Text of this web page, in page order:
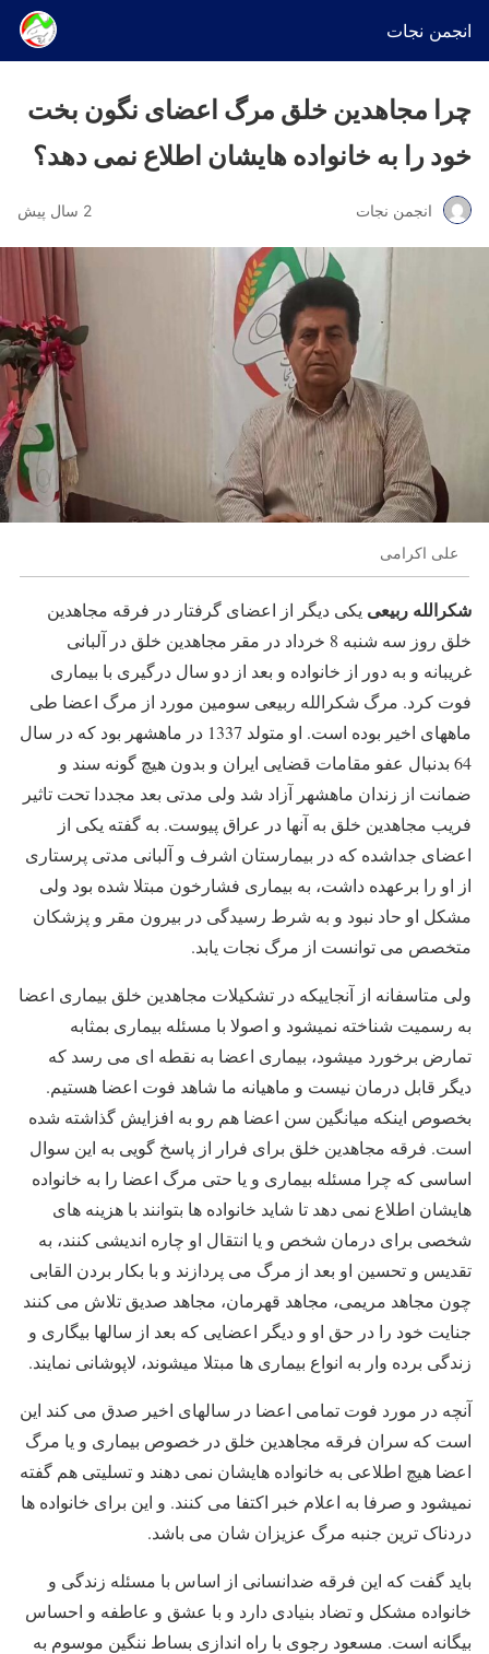
انجمن نجات
چرا مجاهدین خلق مرگ اعضای نگون بخت
خود را به خانواده هایشان اطلاع نمی دهد؟
انجمن نجات 2 سال پیش
علی اکرامی
شکرالله ربیعی یکی دیگر از اعضای گرفتار در فرقه مجاهدین
خلق روز سه شنبه 8 خرداد در مقر مجاهدین خلق در آلبانی
غریبانه و به دور از خانواده و بعد از دو سال درگیری با بیماری
فوت کرد. مرگ شکرالله ربیعی سومین مورد از مرگ اعضا طی
ماههای اخیر بوده است. او متولد 1337 در ماهشهر بود که در سال
64 بدنبال عفو مقامات قضایی ایران و بدون هیچ گونه سند و
ضمانت از زندان ماهشهر آزاد شد ولی مدتی بعد مجددا تحت تاثیر
فریب مجاهدین خلق به آنها در عراق پیوست. به گفته یکی از
اعضای جداشده که در بیمارستان اشرف و آلبانی مدتی پرستاری
از او را برعهده داشت، به بیماری فشارخون مبتلا شده بود ولی
مشکل او حاد نبود و به شرط رسیدگی در بیرون مقر و پزشکان
متخصص می توانست از مرگ نجات یابد.
ولی متاسفانه از آنجاییکه در تشکیلات مجاهدین خلق بیماری اعضا
به رسمیت شناخته نمیشود و اصولا با مسئله بیماری بمثابه
تمارض برخورد میشود، بیماری اعضا به نقطه ای می رسد که
دیگر قابل درمان نیست و ماهیانه ما شاهد فوت اعضا هستیم.
بخصوص اینکه میانگین سن اعضا هم رو به افزایش گذاشته شده
است. فرقه مجاهدین خلق برای فرار از پاسخ گویی به این سوال
اساسی که چرا مسئله بیماری و یا حتی مرگ اعضا را به خانواده
هایشان اطلاع نمی دهد تا شاید خانواده ها بتوانند با هزینه های
شخصی برای درمان شخص و یا انتقال او چاره اندیشی کنند، به
تقدیس و تحسین او بعد از مرگ می پردازند و با بکار بردن القابی
چون مجاهد مریمی، مجاهد قهرمان، مجاهد صدیق تلاش می کنند
جنایت خود را در حق او و دیگر اعضایی که بعد از سالها بیگاری و
زندگی برده وار به انواع بیماری ها مبتلا میشوند، لاپوشانی نمایند.
آنچه در مورد فوت تمامی اعضا در سالهای اخیر صدق می کند این
است که سران فرقه مجاهدین خلق در خصوص بیماری و یا مرگ
اعضا هیچ اطلاعی به خانواده هایشان نمی دهند و تسلیتی هم گفته
نمیشود و صرفا به اعلام خبر اکتفا می کنند. و این برای خانواده ها
دردناک ترین جنبه مرگ عزیزان شان می باشد.
باید گفت که این فرقه ضدانسانی از اساس با مسئله زندگی و
خانواده مشکل و تضاد بنیادی دارد و با عشق و عاطفه و احساس
بیگانه است. مسعود رجوی با راه اندازی بساط ننگین موسوم به